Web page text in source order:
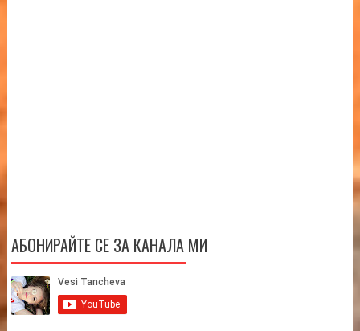
АБОНИРАЙТЕ СЕ ЗА КАНАЛА МИ